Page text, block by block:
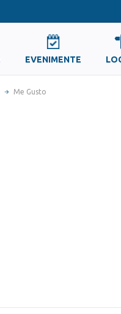
EVENIMENTE
Me Gusto